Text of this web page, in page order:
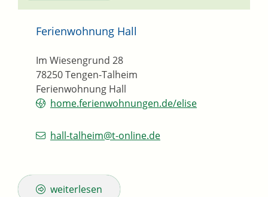
Ferienwohnung Hall
Ferienwohnung Hall
Im Wiesengrund 28
78250Tengen-Talheim
home.ferienwohnungen.de/elise
hall-talheim@t-online.de
weiterlesen